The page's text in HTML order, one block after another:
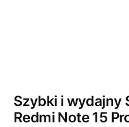
Szybki i wydajny
Redmi Note 15